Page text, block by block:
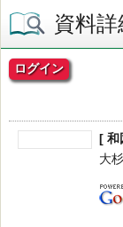
資料詳
ログイン
[ 和
大